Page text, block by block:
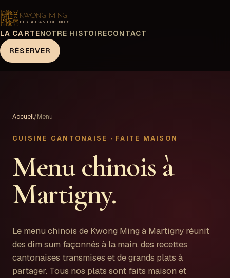
KWONG MING
RESTAURANT CHINOIS
LA CARTENOTRE HISTOIRECONTACT
RÉSERVER
Accueil/Menu
CUISINE CANTONAISE · FAITE MAISON
Menu chinois à
Martigny.
Le menu chinois de Kwong Ming à Martigny réunit
des dim sum façonnés à la main, des recettes
cantonaises transmises et de grands plats à
partager. Tous nos plats sont faits maison et